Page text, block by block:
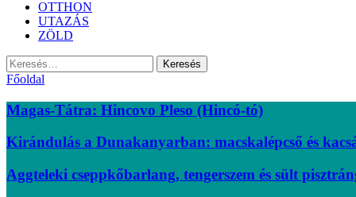
OTTHON
UTAZÁS
ZÖLD
Keresés:
Főoldal
Magas-Tátra: Hincovo Pleso (Hincó-tó)
Kirándulás a Dunakanyarban: macskalépcső és
Aggteleki cseppkőbarlang, tengerszem és sült